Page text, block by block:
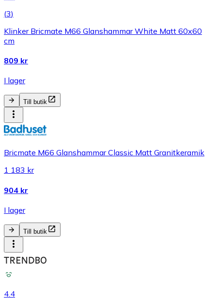
(3)
Klinker Bricmate M66 Glanshammar White Matt 60x60
cm
809 kr
I lager
Till butik
Bricmate M66 Glanshammar Classic Matt Granitkeramik
1 183 kr
904 kr
I lager
Till butik
4.4